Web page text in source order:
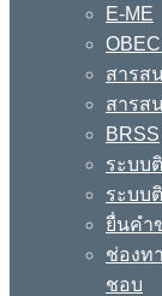
E-ME
สารส
สารส
BRSS
ระบบ
ระบบ
ยื่นคำ
ช่องท
ชอบ